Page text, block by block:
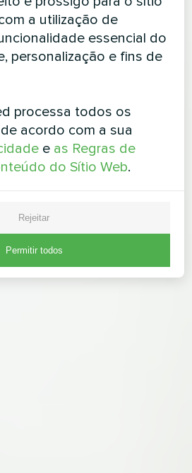
a utilização de
essencial do
personalização e fins de
processa todos os
acordo com a sua
e as Regras de
do Sítio Web.
Rejeitar
Permitir todos